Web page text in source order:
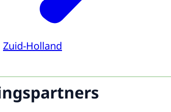
Zuid-Holland